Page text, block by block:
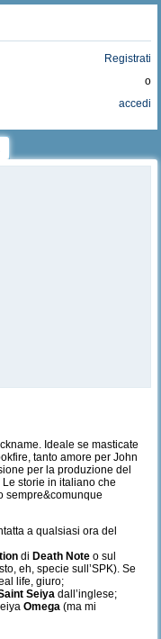
Registrati
o
accedi
Ideale se masticate
tanto amore per John
per la produzione del
Le storie in italiano che
sempre&comunque
a qualsiasi ora del
di Death Note o sul
eh, specie sull’SPK). Se
life, giuro;
Seiya dall’inglese;
Omega (ma mi